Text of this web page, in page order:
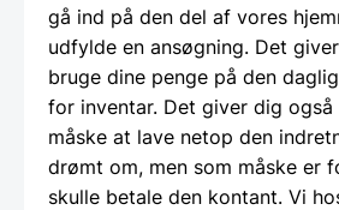
gå ind på den del af vores
udfylde en ansøgning. Det
bruge dine penge på den
for inventar. Det giver dig
måske at lave netop den
drømt om, men som måske er
skulle betale den kontant. Vi